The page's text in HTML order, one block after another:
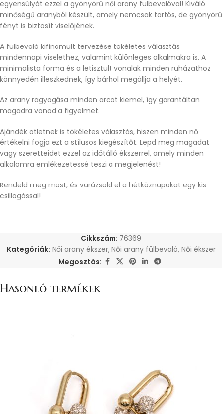
egyensúlyát ezzel a gyönyörű női arany fülbevalóval! Kiváló
minőségű aranyból készült, amely nemcsak tartós, de gyönyörű
fényt is biztosít viselőjének.
A fülbevaló kifinomult tervezése tökéletes választás
mindennapi viselethez, valamint különleges alkalmakra is. A
minimalista forma és a letisztult vonalak minden ruházathoz
könnyedén illeszkednek, így bárhol megállja a helyét.
Az arany ragyogása minden arcot kiemel, így garantáltan
magadra vonod a figyelmet.
Ajándék ötletnek is tökéletes választás, hiszen minden nő
értékelni fogja ezt a stílusos kiegészítőt. Lepd meg magadat
vagy szeretteidet ezzel az időtálló ékszerrel, amely minden
alkalomra emlékezetessé teszi a megjelenést!
Rendeld meg most, és varázsold el a hétköznapokat egy kis
csillogással!
Cikkszám: 76369
Kategóriák: Női arany ékszer, Női arany fülbevaló, Női ékszer
Megosztás:
Hasonló termékek